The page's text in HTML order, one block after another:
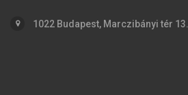
1022 Budapest, Marczibányi tér 13.